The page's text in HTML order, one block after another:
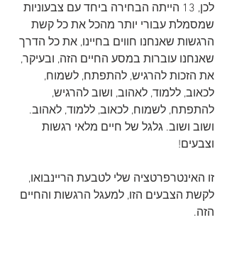
לכן, 13 הייתה הבחירה ביחד עם צבעוניות
שמסמלת עבורי יותר מהכל את כל קשת
הרגשות שאנחנו חווים בחיינו, את כל הדרך
שאנחנו עוברות במסע החיים הזה, ובעיקר,
את הזכות להרגיש, להתפתח, לשמוח,
לכאוב, ללמוד, לאהוב, ושוב להרגיש,
להתפתח, לשמוח, לכאוב, ללמוד, לאהוב.
ושוב ושוב. גלגל של חיים מלאי רגשות
וצבעים!
זו האינטרפרטציה שלי לטבעת הריינבואו,
לקשת הצבעים הזו, למעגל הרגשות והחיים
הזה.